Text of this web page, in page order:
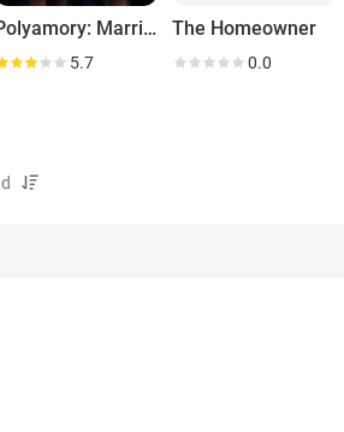
Polyamory: Married & Dating
5.7
The Homeowner
0.0